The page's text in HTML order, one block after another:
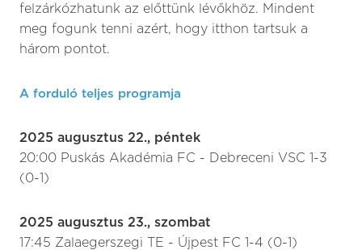
felzárkózhatunk az előttünk lévőkhöz. Mindent
meg fogunk tenni azért, hogy itthon tartsuk a
három pontot.
A forduló teljes programja
2025 augusztus 22., péntek
20:00 Puskás Akadémia FC - Debreceni VSC 1-3
(0-1)
2025 augusztus 23., szombat
17:45 Zalaegerszegi TE - Újpest FC 1-4 (0-1)